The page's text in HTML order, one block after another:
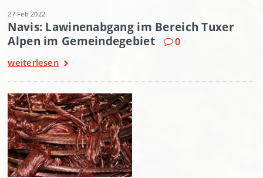
27 Feb 2022
Navis: Lawinenabgang im Bereich Tuxer
Alpen im Gemeindegebiet
0
weiterlesen